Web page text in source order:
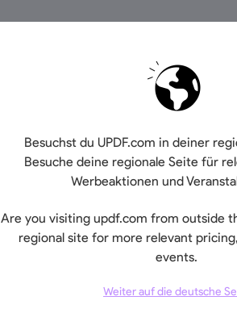
Besuchst du UPDF.com in deiner
Besuche deine regionale Seite für
Werbeaktionen und
Are you visiting updf.com from outside
regional site for more relevant
events.
Weiter auf die deutsche
110 GB